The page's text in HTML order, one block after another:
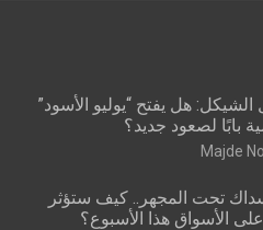
الشيكل: هل يفتح “يوليو الأسود”
بابًا لصعود جديد؟
Majde
تحت المجهر.. كيف ستؤثر
على الأسواق هذا الأسبوع؟